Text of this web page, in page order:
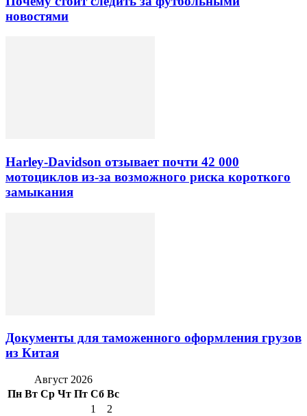
новостями
Harley-Davidson отзывает почти 42 000
мотоциклов из-за возможного риска короткого
замыкания
Документы для таможенного оформления грузов
из Китая
Август 2026
Пн Вт Ср Чт Пт Сб Вс
1
2